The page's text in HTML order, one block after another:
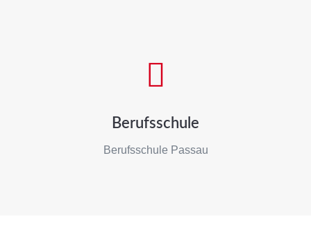

Berufsschule
Berufsschule Passau